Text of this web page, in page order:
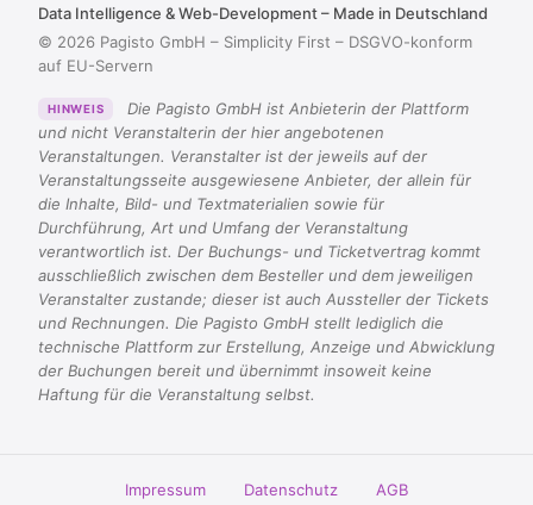
Data Intelligence & Web-Development – Made in Deutschland
© 2026 Pagisto GmbH – Simplicity First – DSGVO-konform
auf EU-Servern
HINWEIS
Die Pagisto GmbH ist Anbieterin der Plattform
und nicht Veranstalterin der hier angebotenen
Veranstaltungen. Veranstalter ist der jeweils auf der
Veranstaltungsseite ausgewiesene Anbieter, der allein für
die Inhalte, Bild- und Textmaterialien sowie für
Durchführung, Art und Umfang der Veranstaltung
verantwortlich ist. Der Buchungs- und Ticketvertrag kommt
ausschließlich zwischen dem Besteller und dem jeweiligen
Veranstalter zustande; dieser ist auch Aussteller der Tickets
und Rechnungen. Die Pagisto GmbH stellt lediglich die
technische Plattform zur Erstellung, Anzeige und Abwicklung
der Buchungen bereit und übernimmt insoweit keine
Haftung für die Veranstaltung selbst.
Impressum Datenschutz AGB